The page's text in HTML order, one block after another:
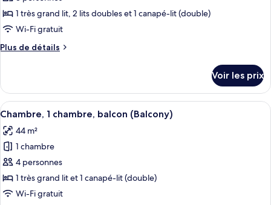
pour
ce
type
de
Villa,
chambres,
balcon
(Balcony)
1 très grand lit, 2 lits doubles et 1 canapé-lit (double)
Wi-Fi gratuit
Plus de détails
Plus
le
type
de
Villa,
2
chambres,
balcon
(Balcony)
Voir les prix
Afficher
toutes
les
photos
pour
ce
type
Un salon moderne avec un canapé,
2
Chambre, 1 chambre, balcon (Balcony)
44 m²
1 chambre
4 personnes
1 très grand lit et 1 canapé-lit (double)
Wi-Fi gratuit